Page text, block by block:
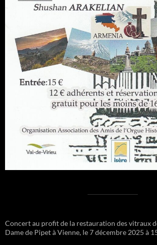
Concert au profit de la restauration des vitraux
Dame de Pipet à Vienne, le 7 décembre 2025 à